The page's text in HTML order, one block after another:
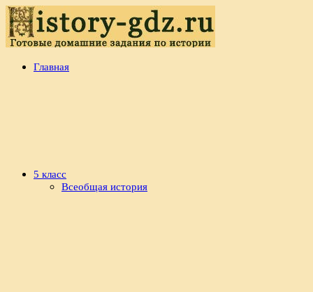
Перейти
к
содержимому
history-
ГотовыеГлавная
5 класс
Всеобщая история